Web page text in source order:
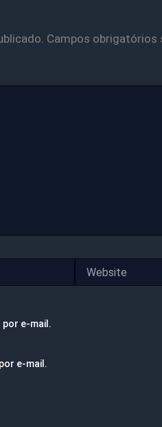
Campos obrigatórios
e-mail.
e-mail.